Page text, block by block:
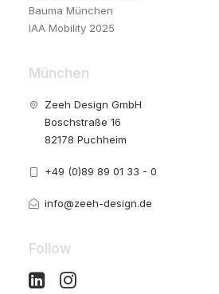
Bauma München
IAA Mobility 2025
München
Zeeh Design GmbH
Boschstraße 16
82178 Puchheim
+49 (0)89 89 01 33 - 0
info@zeeh-design.de
Follow